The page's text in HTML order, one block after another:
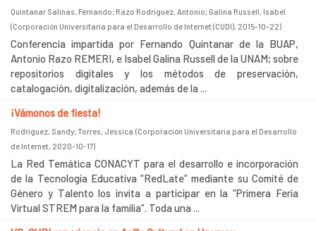
Quintanar Salinas, Fernando; Razo Rodríguez, Antonio; Galina Russell, Isabel
(Corporación Universitaria para el Desarrollo de Internet (CUDI), 2015-10-22)
Conferencia impartida por Fernando Quintanar de la BUAP,
Antonio Razo REMERI, e Isabel Galina Russell de la UNAM; sobre
repositorios digitales y los métodos de preservación,
catalogación, digitalización, además de la ...
¡Vámonos de fiesta!
Rodríguez, Sandy; Torres, Jessica (Corporación Universitaria para el Desarrollo
de Internet, 2020-10-17)
La Red Temática CONACYT para el desarrollo e incorporación
de la Tecnología Educativa “RedLate” mediante su Comité de
Género y Talento los invita a participar en la “Primera Feria
Virtual STREM para la familia”. Toda una ...